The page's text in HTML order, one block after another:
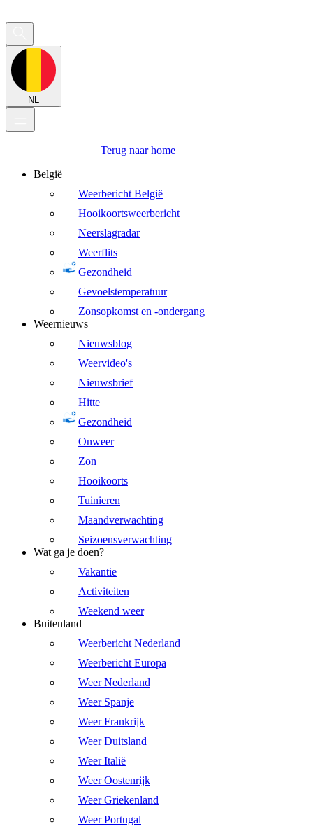
NL
Terug naar home
België
Weerbericht België
Hooikoortsweerbericht
Neerslagradar
Weerflits
Gezondheid
Gevoelstemperatuur
Zonsopkomst en -ondergang
Weernieuws
Nieuwsblog
Weervideo's
Nieuwsbrief
Hitte
Gezondheid
Onweer
Zon
Hooikoorts
Tuinieren
Maandverwachting
Seizoensverwachting
Wat ga je doen?
Vakantie
Activiteiten
Weekend weer
Buitenland
Weerbericht Nederland
Weerbericht Europa
Weer Nederland
Weer Spanje
Weer Frankrijk
Weer Duitsland
Weer Italië
Weer Oostenrijk
Weer Griekenland
Weer Portugal